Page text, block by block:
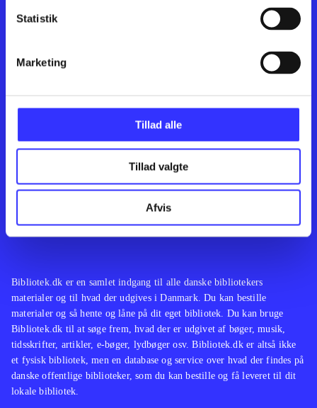
Statistik
Marketing
Tillad alle
Tillad valgte
Afvis Feedback
Bibliotek.dk er en samlet indgang til alle danske bibliotekers
materialer og til hvad der udgives i Danmark. Du kan bestille
materialer og så hente og låne på dit eget bibliotek. Du kan bruge
Bibliotek.dk til at søge frem, hvad der er udgivet af bøger, musik,
tidsskrifter, artikler, e-bøger, lydbøger osv. Bibliotek.dk er altså ikke
et fysisk bibliotek, men en database og service over hvad der findes på
danske offentlige biblioteker, som du kan bestille og få leveret til dit
lokale bibliotek.
Kontakt os
English
Artikler
Film
Musik
Noder